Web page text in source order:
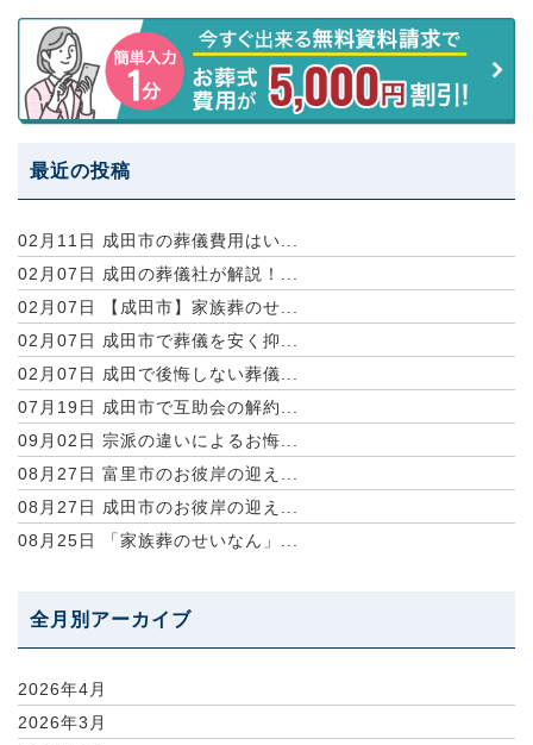
最近の投稿
02月11日 成田市の葬儀費用はい...
02月07日 成田の葬儀社が解説！...
02月07日
【成田市】家族葬のせ...
02月07日 成田市で葬儀を安く抑...
02月07日 成田で後悔しない葬儀...
07月19日 成田市で互助会の解約...
09月02日 宗派の違いによるお悔...
08月27日 富里市のお彼岸の迎え...
08月27日 成田市のお彼岸の迎え...
08月25日
「家族葬のせいなん」...
全月別アーカイブ
2026年4月
2026年3月